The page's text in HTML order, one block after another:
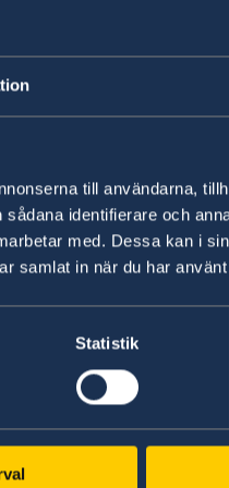
till användarna,
identifierare och
med. Dessa kan i
samlat in när du har
Statistik
meses en tomar la
los 6 a 4 meses
2020, 16.18